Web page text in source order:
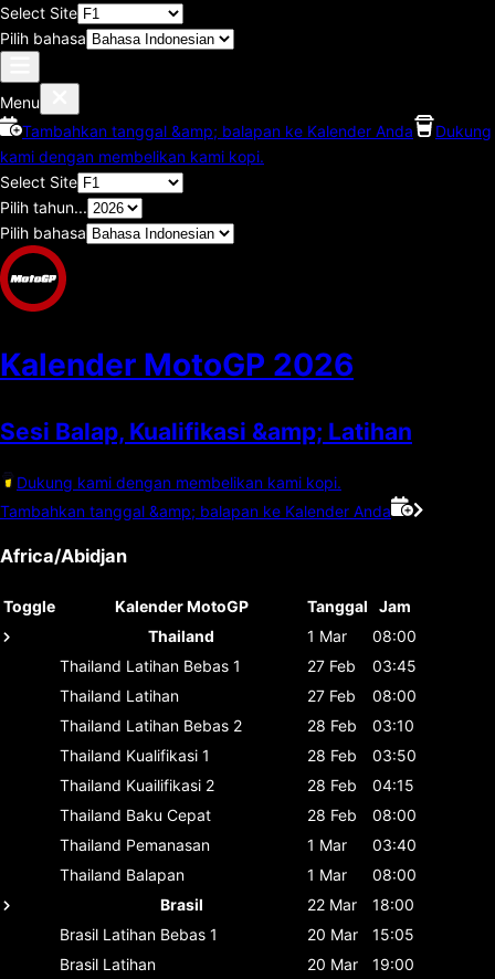
Select Site
Pilih bahasa
Menu
Tambahkan tanggal &amp; balapan ke Kalender Anda
Dukung
kami dengan membelikan kami kopi.
Select Site
Pilih tahun...
Pilih bahasa
Kalender MotoGP 2026
Sesi Balap, Kualifikasi &amp; Latihan
Dukung kami dengan membelikan kami kopi.
Tambahkan tanggal &amp; balapan ke Kalender Anda
Africa/Abidjan
Toggle Kalender MotoGP Tanggal
Jam
Thailand
1 Mar
08:00
Thailand Latihan Bebas 1 27 Feb
03:45
Thailand Latihan 27 Feb
08:00
Thailand Latihan Bebas 2 28 Feb
03:10
Thailand Kualifikasi 1 28 Feb
03:50
Thailand Kuailifikasi 2 28 Feb
04:15
Thailand Baku Cepat 28 Feb
08:00
Thailand Pemanasan 1 Mar
03:40
Thailand Balapan 1 Mar
08:00
Brasil
22 Mar
18:00
Brasil Latihan Bebas 1 20 Mar
15:05
Brasil Latihan 20 Mar
19:00